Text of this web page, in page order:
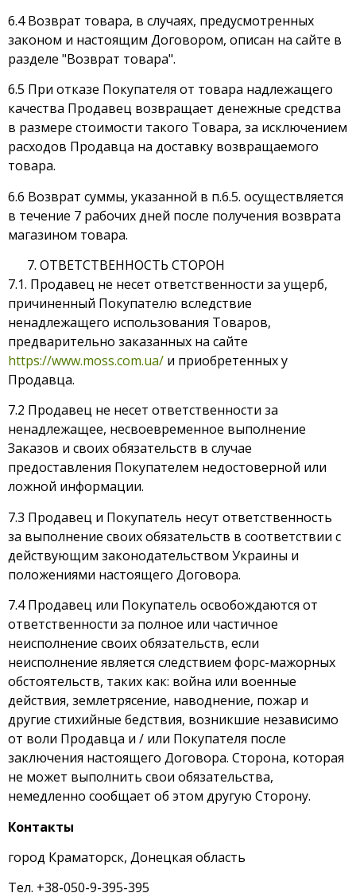
6.4 Возврат товара, в случаях, предусмотренных
законом и настоящим Договором, описан на сайте в
разделе "Возврат товара".
6.5 При отказе Покупателя от товара надлежащего
качества Продавец возвращает денежные средства
в размере стоимости такого Товара, за исключением
расходов Продавца на доставку возвращаемого
товара.
6.6 Возврат суммы, указанной в п.6.5. осуществляется
в течение 7 рабочих дней после получения возврата
магазином товара.
ОТВЕТСТВЕННОСТЬ СТОРОН
7.1. Продавец не несет ответственности за ущерб,
причиненный Покупателю вследствие
ненадлежащего использования Товаров,
предварительно заказанных на сайте
https://www.moss.com.ua/ и приобретенных у
Продавца.
7.2 Продавец не несет ответственности за
ненадлежащее, несвоевременное выполнение
Заказов и своих обязательств в случае
предоставления Покупателем недостоверной или
ложной информации.
7.3 Продавец и Покупатель несут ответственность
за выполнение своих обязательств в соответствии с
действующим законодательством Украины и
положениями настоящего Договора.
7.4 Продавец или Покупатель освобождаются от
ответственности за полное или частичное
неисполнение своих обязательств, если
неисполнение является следствием форс-мажорных
обстоятельств, таких как: война или военные
действия, землетрясение, наводнение, пожар и
другие стихийные бедствия, возникшие независимо
от воли Продавца и / или Покупателя после
заключения настоящего Договора. Сторона, которая
не может выполнить свои обязательства,
немедленно сообщает об этом другую Сторону.
Контакты
город Краматорск, Донецкая область
Тел. +38-050-9-395-395